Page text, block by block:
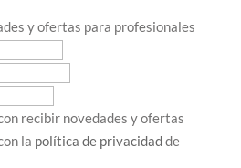
y ofertas para profesionales
recibir novedades y ofertas
la política de privacidadde